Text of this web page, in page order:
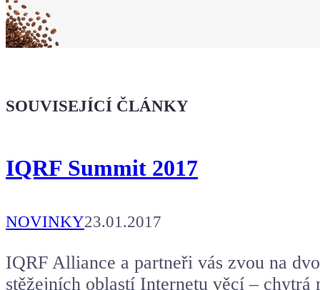
Koupit tričko
SOUVISEJÍCÍ ČLÁNKY
IQRF Summit 2017
NOVINKY23.01.2017
IQRF Alliance a partneři vás zvou na
stěžejních oblastí Internetu věcí – chytrá